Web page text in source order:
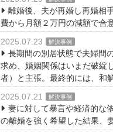
離婚後、夫が再婚し再婚相
費から月額２万円の減額で合
2025.07.23
解決事例
長期間の別居状態で夫婦間
求め、婚姻関係はいまだ破綻
者）と主張。最終的には、和
2025.07.21
解決事例
妻に対して暴言や経済的な
の離婚を強く希望した結果、